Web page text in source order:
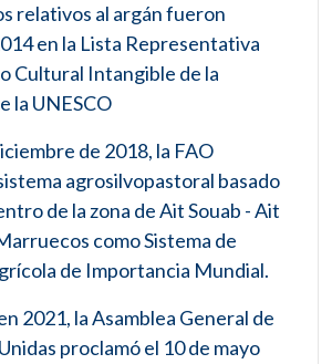
relativos al argán fueron
en la Lista Representativa
Cultural Intangible de la
la UNESCO
de 2018, la FAO
agrosilvopastoral basado
de la zona de Ait Souab - Ait
como Sistema de
de Importancia Mundial.
2021, la Asamblea General de
proclamó el 10 de mayo